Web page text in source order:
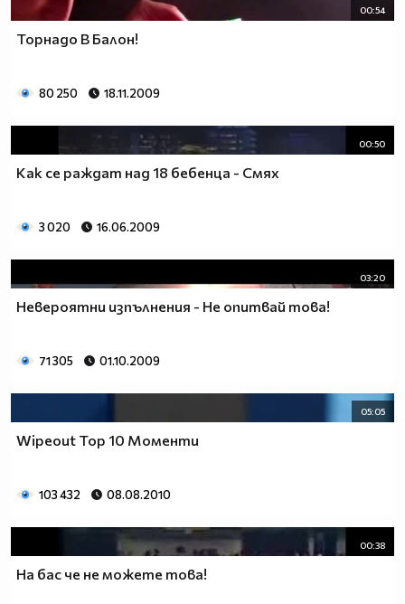
00:54
Торнадо В Балон!
80 250 18.11.2009
00:50
Как се раждат над 18 бебенца - Смях
3 020 16.06.2009
03:20
Невероятни изпълнения - Не опитвай това!
71 305 01.10.2009
05:05
Wipeout Top 10 Моменти
103 432 08.08.2010
00:38
На бас че не можете това!